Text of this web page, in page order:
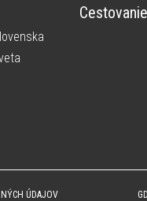
Cestovanie
ÚDAJOV